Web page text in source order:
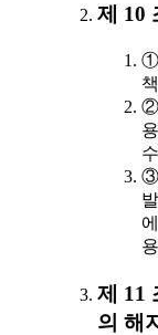
제 10
①
②
③
제 11
의 해